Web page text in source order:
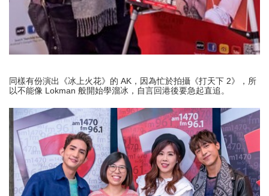
同樣有份演出《冰上火花》的 AK，因為忙於拍攝《打天下 2》，所
以不能像 Lokman 般開始學溜冰，自言回港後要急起直追。